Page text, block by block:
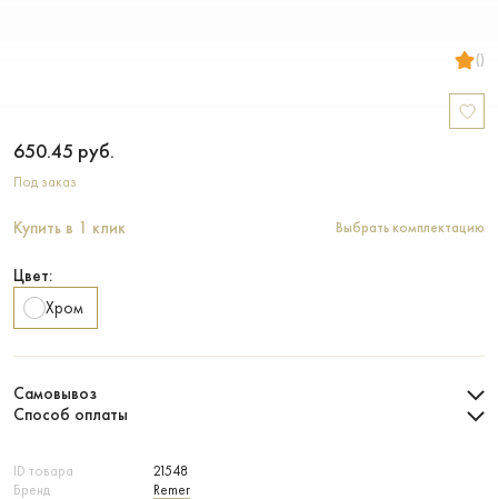
()
ID товара
21548
Бренд
Remer
650.45 руб.
Под заказ
Купить в 1 клик Выбрать комплектацию
Цвет:
Хром
Самовывоз
Способ оплаты